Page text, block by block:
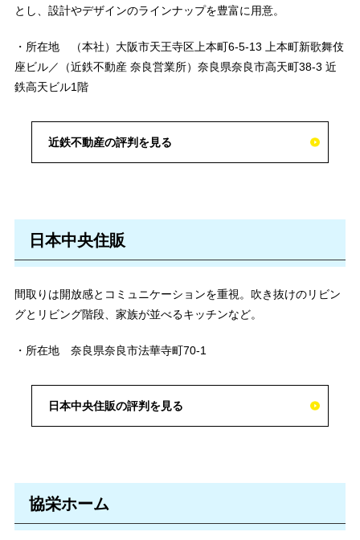
とし、設計やデザインのラインナップを豊富に用意。
・所在地 （本社）大阪市天王寺区上本町6-5-13 上本町新歌舞伎
座ビル／（近鉄不動産 奈良営業所）奈良県奈良市高天町38-3 近
鉄高天ビル1階
近鉄不動産の評判を見る
日本中央住販
間取りは開放感とコミュニケーションを重視。吹き抜けのリビン
グとリビング階段、家族が並べるキッチンなど。
・所在地 奈良県奈良市法華寺町70-1
日本中央住販の評判を見る
協栄ホーム